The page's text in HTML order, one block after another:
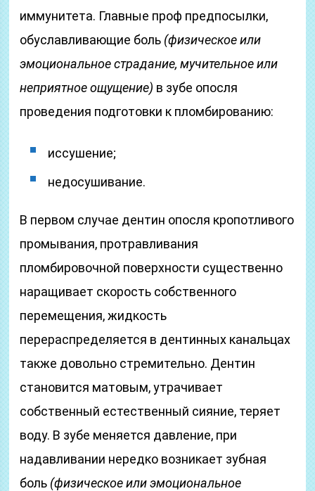
иммунитета. Главные проф предпосылки,
обуславливающие боль (физическое или
эмоциональное страдание, мучительное или
неприятное ощущение) в зубе опосля
проведения подготовки к пломбированию:
иссушение;
недосушивание.
В первом случае дентин опосля кропотливого
промывания, протравливания
пломбировочной поверхности существенно
наращивает скорость собственного
перемещения, жидкость
перераспределяется в дентинных канальцах
также довольно стремительно. Дентин
становится матовым, утрачивает
собственный естественный сияние, теряет
воду. В зубе меняется давление, при
надавливании нередко возникает зубная
боль (физическое или эмоциональное